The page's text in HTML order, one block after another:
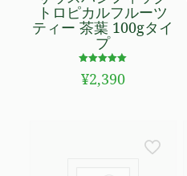
トロピカルフルーツ
ティー 茶葉 100gタイ
プ
4.93
の評価
¥2,390